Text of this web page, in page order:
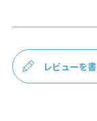
高く、
スに
ラ（R
レビューを